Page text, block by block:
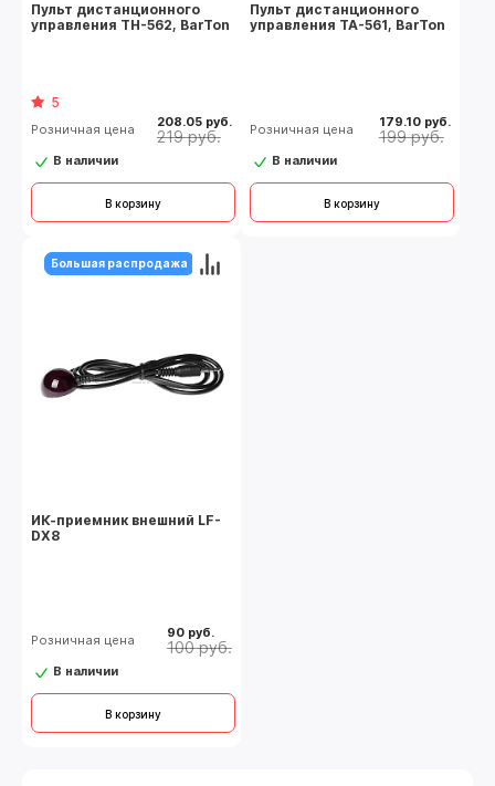
Пульт дистанционного
управления TН-562, BarTon
5
Розничная цена 208.05 руб.
219 руб.
В наличии
В корзину
Пульт дистанционного
управления TA-561, BarTon
Розничная цена 179.10 руб.
199 руб.
В наличии
В корзину
ИК-приемник внешний LF-
DX8
Розничная цена 90 руб.
100 руб.
В наличии
В корзину
Большая распродажа